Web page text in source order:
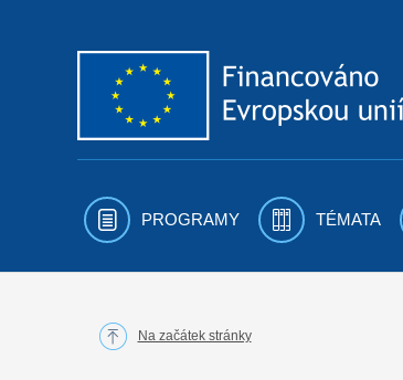
PROGRAMY TÉMATA
Na začátek stránky